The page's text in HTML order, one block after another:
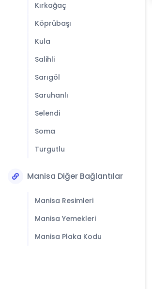
Kırkağaç
Köprübaşı
Kula
Salihli
Sarıgöl
Saruhanlı
Selendi
Soma
Turgutlu
Manisa Diğer Bağlantılar
Manisa Resimleri
Manisa Yemekleri
Manisa Plaka Kodu